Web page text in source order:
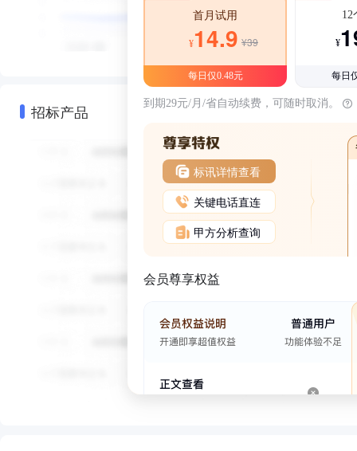
招标产品
首月试用
¥14.9 ¥39
每日仅0.48元
12
¥
每日
到期29元/月/省自动续费，可随时取消。
标讯详情查看
关键电话直连
甲方分析查询
会员尊享权益